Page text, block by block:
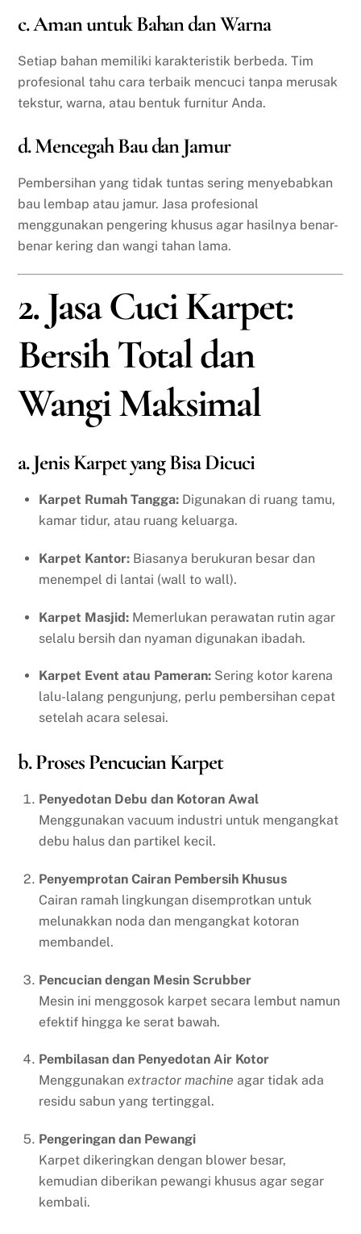
c. Aman untuk Bahan dan Warna
Setiap bahan memiliki karakteristik berbeda. Tim
profesional tahu cara terbaik mencuci tanpa merusak
tekstur, warna, atau bentuk furnitur Anda.
d. Mencegah Bau dan Jamur
Pembersihan yang tidak tuntas sering menyebabkan
bau lembap atau jamur. Jasa profesional
menggunakan pengering khusus agar hasilnya benar-
benar kering dan wangi tahan lama.
2. Jasa Cuci Karpet:
Bersih Total dan
Wangi Maksimal
a. Jenis Karpet yang Bisa Dicuci
Karpet Rumah Tangga: Digunakan di ruang tamu,
kamar tidur, atau ruang keluarga.
Karpet Kantor: Biasanya berukuran besar dan
menempel di lantai (wall to wall).
Karpet Masjid: Memerlukan perawatan rutin agar
selalu bersih dan nyaman digunakan ibadah.
Karpet Event atau Pameran: Sering kotor karena
lalu-lalang pengunjung, perlu pembersihan cepat
setelah acara selesai.
b. Proses Pencucian Karpet
Penyedotan Debu dan Kotoran Awal
Menggunakan vacuum industri untuk mengangkat
debu halus dan partikel kecil.
Penyemprotan Cairan Pembersih Khusus
Cairan ramah lingkungan disemprotkan untuk
melunakkan noda dan mengangkat kotoran
membandel.
Pencucian dengan Mesin Scrubber
Mesin ini menggosok karpet secara lembut namun
efektif hingga ke serat bawah.
Pembilasan dan Penyedotan Air Kotor
Menggunakan extractor machine agar tidak ada
residu sabun yang tertinggal.
Pengeringan dan Pewangi
Karpet dikeringkan dengan blower besar,
kemudian diberikan pewangi khusus agar segar
kembali.